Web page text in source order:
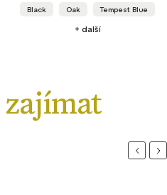
Black Oak Tempest Blue
+ další